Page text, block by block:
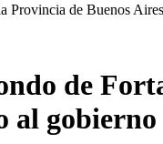
de Buenos
de
al